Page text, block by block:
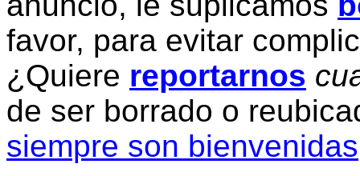
favor, para evitar
¿Quiere reportarnos
de ser borrado o
siempre son bienvenidas